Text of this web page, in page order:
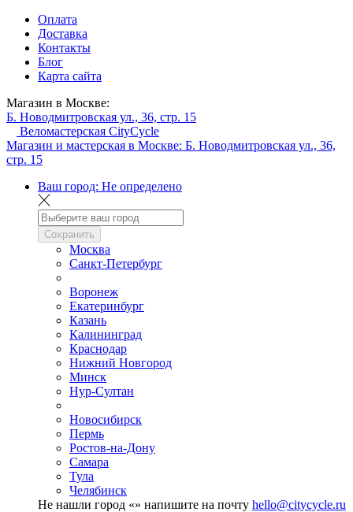
Оплата
Доставка
Контакты
Блог
Карта сайта
Магазин в Москве:
Б. Новодмитровская ул., 36, стр. 15
Веломастерская CityCycle
Магазин и мастерская в Москве: Б. Новодмитровская ул., 36,
стр. 15
Ваш город: Не определено
Сохранить
Москва
Санкт-Петербург
Воронеж
Екатеринбург
Казань
Калининград
Краснодар
Нижний Новгород
Минск
Нур-Султан
Новосибирск
Пермь
Ростов-на-Дону
Самара
Тула
Челябинск
Не нашли город «» напишите на почту hello@citycycle.ru